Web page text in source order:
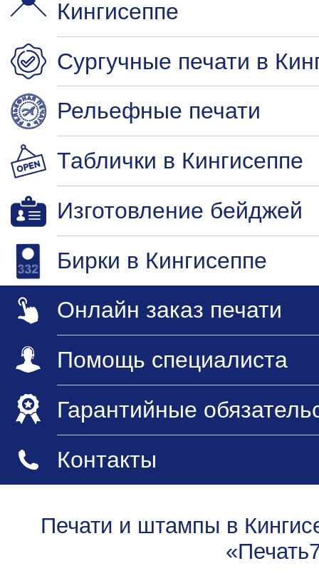
Кингисеппе
Сургучные печати в
Рельефные печати
Таблички в Кингисеппе
Изготовление бейджей
Бирки в Кингисеппе
Онлайн заказ печати
Помощь специалиста
Гарантийные
Контакты
Печати и штампы в